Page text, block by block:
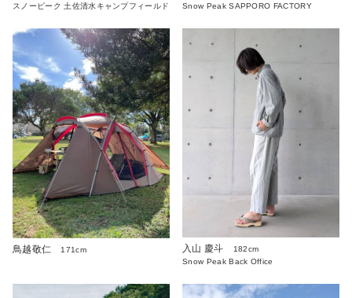
スノーピーク 土佐清水キャンプフィールド
Snow Peak SAPPORO FACTORY
鳥越敬仁 171cm 入山 慶斗
182cm
Snow Peak Back Office